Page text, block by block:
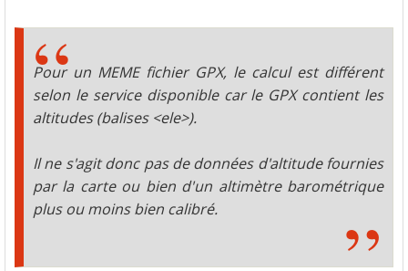
Pour un MEME fichier GPX, le calcul est différent
selon le service disponible car le GPX contient les
altitudes (balises <ele>).
Il ne s'agit donc pas de données d'altitude fournies
par la carte ou bien d'un altimètre barométrique
plus ou moins bien calibré.